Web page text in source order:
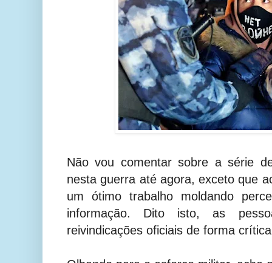
Não vou comentar sobre a série
nesta guerra até agora, exceto que
um ótimo trabalho moldando
informação. Dito isto, as
reivindicações oficiais de forma